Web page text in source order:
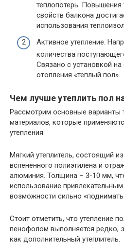
теплопотерь.
свойств балкона
использования
Активное утепление.
количества
Связано с установкой
отопления «теплый пол».
Чем лучше утеплить пол
Рассмотрим основные варианты
материалов, которые
утепления:
Мягкий утеплитель, состоящий
вспененного полиэтилена и
алюминия. Толщина – 3-10 мм,
использование
возможности сильно
Стоит отметить, что утепление
пенофолом выполняется редко,
как дополнительный утеплитель.